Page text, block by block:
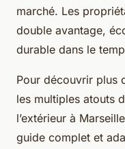
marché. Les
double avantage,
durable dans le
Pour découvrir plus
les multiples atouts
l’extérieur à
guide complet et